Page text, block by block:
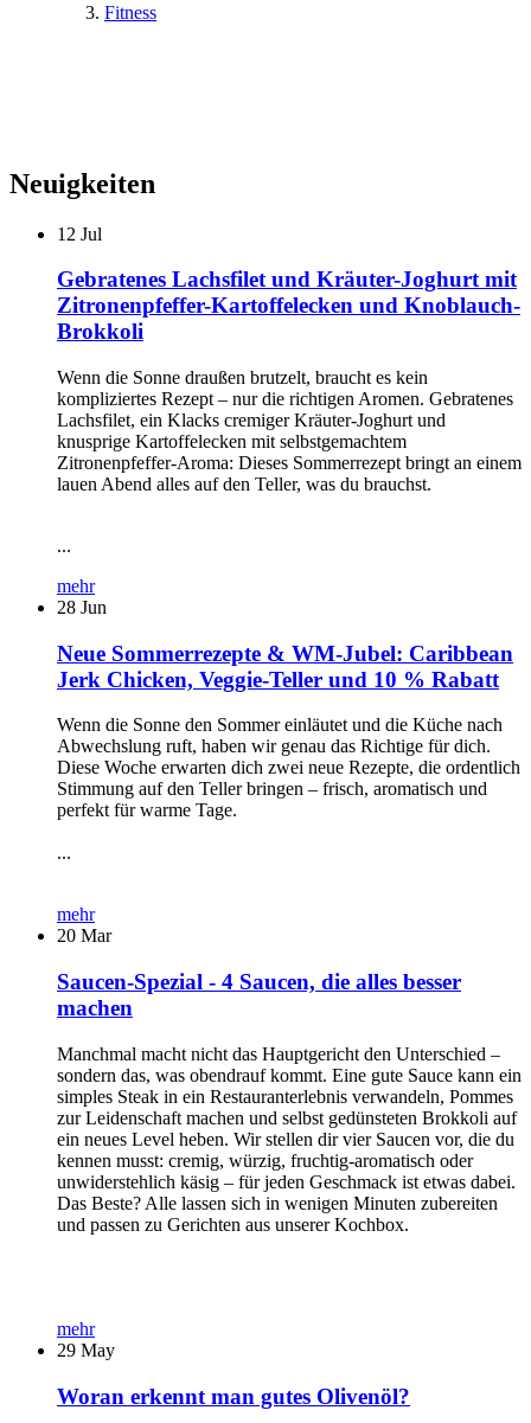
Fitness
Neuigkeiten
12 Jul
Gebratenes Lachsfilet und Kräuter-Joghurt mit
Zitronenpfeffer-Kartoffelecken und Knoblauch-
Brokkoli
Wenn die Sonne draußen brutzelt, braucht es kein
kompliziertes Rezept – nur die richtigen Aromen. Gebratenes
Lachsfilet, ein Klacks cremiger Kräuter-Joghurt und
knusprige Kartoffelecken mit selbstgemachtem
Zitronenpfeffer-Aroma: Dieses Sommerrezept bringt an einem
lauen Abend alles auf den Teller, was du brauchst.
...
mehr
28 Jun
Neue Sommerrezepte & WM-Jubel: Caribbean
Jerk Chicken, Veggie-Teller und 10 % Rabatt
Wenn die Sonne den Sommer einläutet und die Küche nach
Abwechslung ruft, haben wir genau das Richtige für dich.
Diese Woche erwarten dich zwei neue Rezepte, die ordentlich
Stimmung auf den Teller bringen – frisch, aromatisch und
perfekt für warme Tage.
...
mehr
20 Mar
Saucen-Spezial - 4 Saucen, die alles besser
machen
Manchmal macht nicht das Hauptgericht den Unterschied –
sondern das, was obendrauf kommt. Eine gute Sauce kann ein
simples Steak in ein Restauranterlebnis verwandeln, Pommes
zur Leidenschaft machen und selbst gedünsteten Brokkoli auf
ein neues Level heben. Wir stellen dir vier Saucen vor, die du
kennen musst: cremig, würzig, fruchtig-aromatisch oder
unwiderstehlich käsig – für jeden Geschmack ist etwas dabei.
Das Beste? Alle lassen sich in wenigen Minuten zubereiten
und passen zu Gerichten aus unserer Kochbox.
mehr
29 May
Woran erkennt man gutes Olivenöl?